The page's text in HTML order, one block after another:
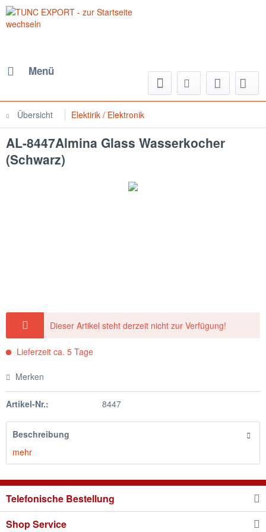
Menü
Übersicht Elektirik / Elektronik
AL-8447Almina Glass Wasserkocher
(Schwarz)
Dieser Artikel steht derzeit nicht zur Verfügung!
Lieferzeit ca. 5 Tage
Merken
Artikel-Nr.: 8447
Beschreibung
mehr
Telefonische Bestellung
Shop Service